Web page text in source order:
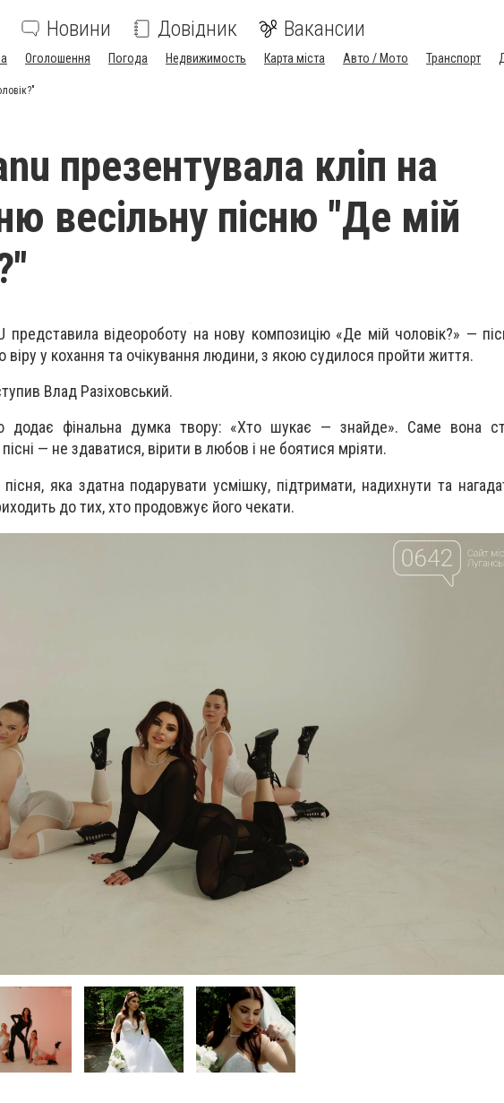
Новини Довідник Вакансии
Оголошення Погода Недвижимость Карта міста Авто / Мото Транспорт
презентувала кліп на
весільну пісню "Де мій
представила відеороботу на нову композицію «Де мій чоловік?» —
віру у кохання та очікування людини, з якою судилося пройти життя.
Влад Разіховський.
додає фінальна думка твору: «Хто шукає — знайде». Саме вона
— не здаватися, вірити в любов і не боятися мріяти.
яка здатна подарувати усмішку, підтримати, надихнути та
до тих, хто продовжує його чекати.